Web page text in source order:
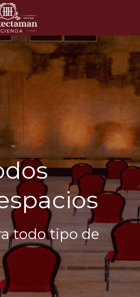
todo tipo de